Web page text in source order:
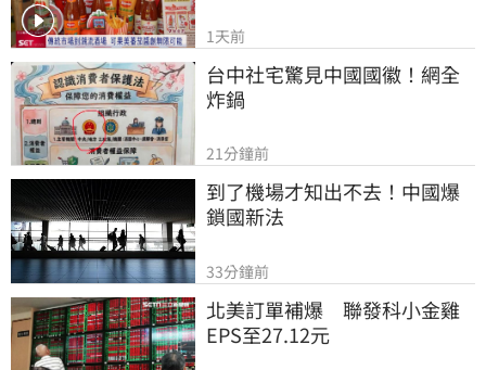
1天前
台中社宅驚見中國國徽！網全
炸鍋
21分鐘前
到了機場才知出不去！中國爆
鎖國新法
33分鐘前
北美訂單補爆　聯發科小金雞
EPS至27.12元